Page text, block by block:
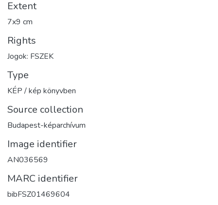
Extent
7x9 cm
Rights
Jogok: FSZEK
Type
KÉP / kép könyvben
Source collection
Budapest-képarchívum
Image identifier
AN036569
MARC identifier
bibFSZ01469604